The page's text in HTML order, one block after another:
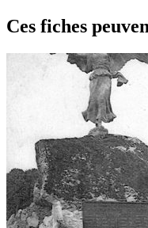
Ces fiches